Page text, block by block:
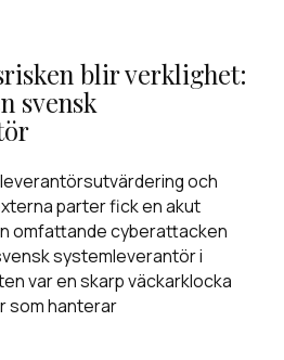
blir verklighet:
svensk
och
parter fick en akut
omfattande cyberattacken
systemleverantör i
var en skarp väckarklocka
som hanterar